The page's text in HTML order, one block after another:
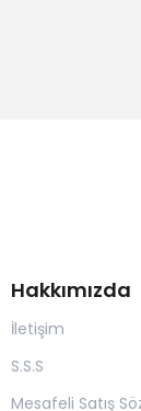
Hakkımızda
İletişim
S.S.S
Mesafeli Satış